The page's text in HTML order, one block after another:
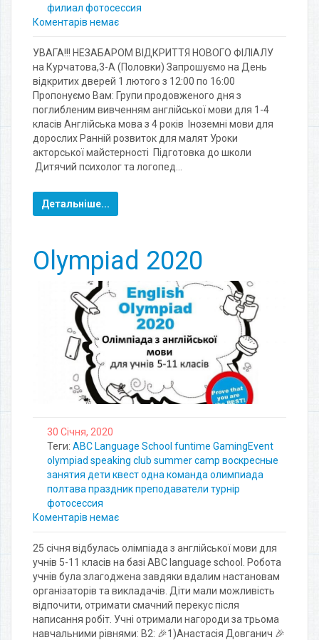
филиал фотосессия
Коментарів немає
УВАГА!!! НЕЗАБАРОМ ВІДКРИТТЯ НОВОГО ФІЛІАЛУ
на Курчатова,3-А (Половки) Запрошуємо на День
відкритих дверей 1 лютого з 12:00 по 16:00
Пропонуємо Вам: Групи продовженого дня з
поглибленим вивченням англійської мови для 1-4
класів Англійська мова з 4 років Іноземні мови для
дорослих Ранній розвиток для малят Уроки
акторської майстерності Підготовка до школи
Дитячий психолог та логопед…
Детальніше...
Оlympiad 2020
30 Січня, 2020
Теги: ABC Language School funtime GamingEvent
olympiad speaking club summer camp воскресные
занятия дети квестодна команда олимпиада
полтава праздникпреподаватели турнір
фотосессия
Коментарів немає
25 січня відбулась олімпіада з англійської мови для
учнів 5-11 класів на базі ABC language school. Робота
учнів була злагоджена завдяки вдалим настановам
організаторів та викладачів. Діти мали можливість
відпочити, отримати смачний перекус після
написання робіт. Учні отримали нагороди за трьома
навчальними рівнями: В2: 🎉1)Анастасія Довганич 🎉